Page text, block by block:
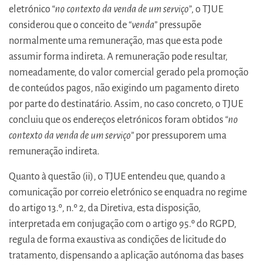
eletrónico “no contexto da venda de um serviço”, o TJUE
considerou que o conceito de “venda” pressupõe
normalmente uma remuneração, mas que esta pode
assumir forma indireta. A remuneração pode resultar,
nomeadamente, do valor comercial gerado pela promoção
de conteúdos pagos, não exigindo um pagamento direto
por parte do destinatário. Assim, no caso concreto, o TJUE
concluiu que os endereços eletrónicos foram obtidos “no
contexto da venda de um serviço” por pressuporem uma
remuneração indireta.
Quanto à questão (ii), o TJUE entendeu que, quando a
comunicação por correio eletrónico se enquadra no regime
do artigo 13.º, n.º 2, da Diretiva, esta disposição,
interpretada em conjugação com o artigo 95.º do RGPD,
regula de forma exaustiva as condições de licitude do
tratamento, dispensando a aplicação autónoma das bases